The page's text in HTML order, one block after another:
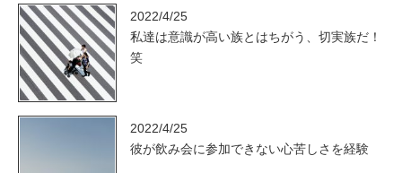
2022/4/25
私達は意識が高い族とはちがう、切実族だ！
笑
2022/4/25
彼が飲み会に参加できない心苦しさを経験